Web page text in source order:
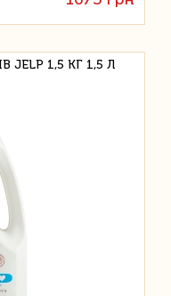
1,5 КГ 1,5 Л